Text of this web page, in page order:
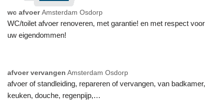
wc afvoer Amsterdam Osdorp
WC/toilet afvoer renoveren, met garantie! en met respect voor
uw eigendommen!
afvoer vervangen Amsterdam Osdorp
afvoer of standleiding, repareren of vervangen, van badkamer,
keuken, douche, regenpijp,…